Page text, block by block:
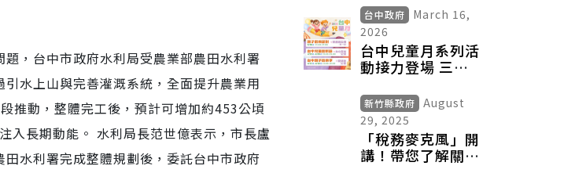
，台中市政府水利局受農業部農田水利署
水上山與完善灌溉系統，全面提升農業用
推動，整體完工後，預計可增加約453公頃
入長期動能。 水利局長范世億表示，市長盧
水利署完成整體規劃後，委託台中市政府
緒學習」
台中政府
March 16,
2026
台中兒童月系列活
動接力登場 三大
極限
新竹縣政府
August
29, 2025
「稅務麥克風」開
講！帶您了解關於